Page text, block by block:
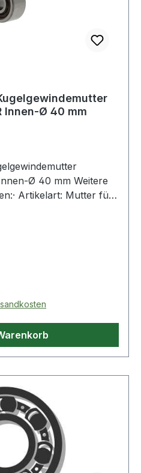
Innen-Ø 40 mm
Ø 40 mm Weitere
Artikelart: Mutter für